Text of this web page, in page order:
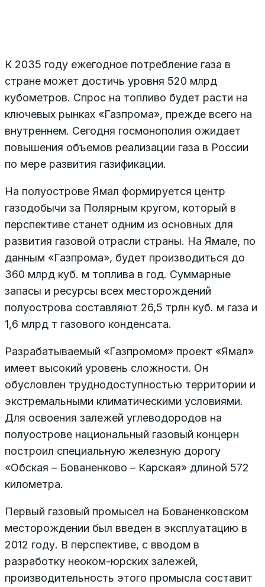
К 2035 году ежегодное потребление газа в
стране может достичь уровня 520 млрд
кубометров. Спрос на топливо будет расти на
ключевых рынках «Газпрома», прежде всего на
внутреннем. Сегодня госмонополия ожидает
повышения объемов реализации газа в России
по мере развития газификации.
На полуострове Ямал формируется центр
газодобычи за Полярным кругом, который в
перспективе станет одним из основных для
развития газовой отрасли страны. На Ямале, по
данным «Газпрома», будет производиться до
360 млрд куб. м топлива в год. Суммарные
запасы и ресурсы всех месторождений
полуострова составляют 26,5 трлн куб. м газа и
1,6 млрд т газового конденсата.
Разрабатываемый «Газпромом» проект «Ямал»
имеет высокий уровень сложности. Он
обусловлен труднодоступностью территории и
экстремальными климатическими условиями.
Для освоения залежей углеводородов на
полуострове национальный газовый концерн
построил специальную железную дорогу
«Обская – Бованенково – Карская» длиной 572
километра.
Первый газовый промысел на Бованенковском
месторождении был введен в эксплуатацию в
2012 году. В перспективе, с вводом в
разработку неоком-юрских залежей,
производительность этого промысла составит